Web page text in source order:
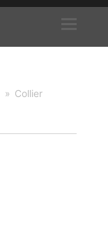
» Collier